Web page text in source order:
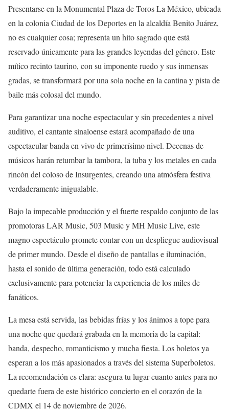
Presentarse en la Monumental Plaza de Toros La México, ubicada
en la colonia Ciudad de los Deportes en la alcaldía Benito Juárez,
no es cualquier cosa; representa un hito sagrado que está
reservado únicamente para las grandes leyendas del género. Este
mítico recinto taurino, con su imponente ruedo y sus inmensas
gradas, se transformará por una sola noche en la cantina y pista de
baile más colosal del mundo.
Para garantizar una noche espectacular y sin precedentes a nivel
auditivo, el cantante sinaloense estará acompañado de una
espectacular banda en vivo de primerísimo nivel. Decenas de
músicos harán retumbar la tambora, la tuba y los metales en cada
rincón del coloso de Insurgentes, creando una atmósfera festiva
verdaderamente inigualable.
Bajo la impecable producción y el fuerte respaldo conjunto de las
promotoras LAR Music, 503 Music y MH Music Live, este
magno espectáculo promete contar con un despliegue audiovisual
de primer mundo. Desde el diseño de pantallas e iluminación,
hasta el sonido de última generación, todo está calculado
exclusivamente para potenciar la experiencia de los miles de
fanáticos.
La mesa está servida, las bebidas frías y los ánimos a tope para
una noche que quedará grabada en la memoria de la capital:
banda, despecho, romanticismo y mucha fiesta. Los boletos ya
esperan a los más apasionados a través del sistema Superboletos.
La recomendación es clara: asegura tu lugar cuanto antes para no
quedarte fuera de este histórico concierto en el corazón de la
CDMX el 14 de noviembre de 2026.